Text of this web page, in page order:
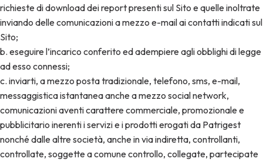
richieste di download dei report presenti sul Sito e quelle inoltrate
inviando delle comunicazioni a mezzo e-mail ai contatti indicati sul
Sito;
b. eseguire l’incarico conferito ed adempiere agli obblighi di legge
ad esso connessi;
c. inviarti, a mezzo posta tradizionale, telefono, sms, e-mail,
messaggistica istantanea anche a mezzo social network,
comunicazioni aventi carattere commerciale, promozionale e
pubblicitario inerenti i servizi e i prodotti erogati da Patrigest
nonché dalle altre società, anche in via indiretta, controllanti,
controllate, soggette a comune controllo, collegate, partecipate